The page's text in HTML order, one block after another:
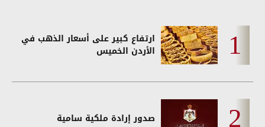
ارتفاع كبير على أسعار الذهب في
الأردن الخميس
صدور إرادة ملكية سامية